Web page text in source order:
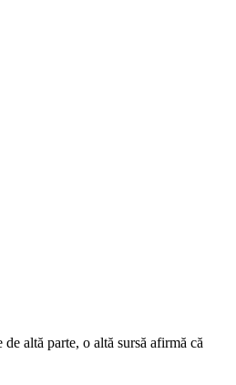
altă parte, o altă sursă afirmă că